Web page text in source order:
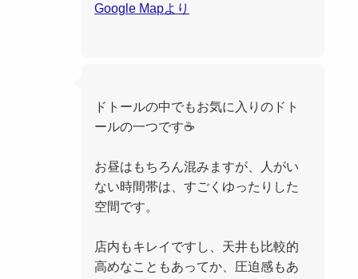
Google Mapより
ドトールの中でもお気に入りのドト
ールの一つです☕️
お昼はもちろん混みますが、人がい
ない時間帯は、すごくゆったりした
空間です。
店内もキレイですし、天井も比較的
高めなこともあってか、圧迫感もあ